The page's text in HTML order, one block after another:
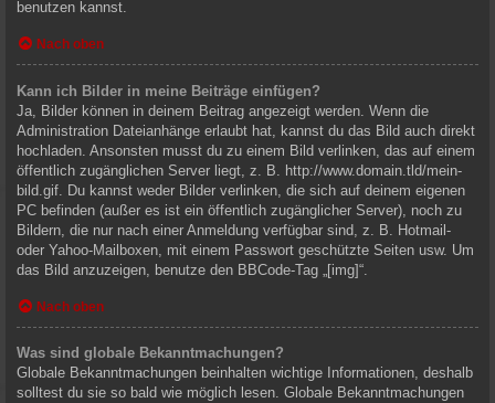
benutzen kannst.
Nach oben
Kann ich Bilder in meine Beiträge einfügen?
Ja, Bilder können in deinem Beitrag angezeigt werden. Wenn die
Administration Dateianhänge erlaubt hat, kannst du das Bild auch direkt
hochladen. Ansonsten musst du zu einem Bild verlinken, das auf einem
öffentlich zugänglichen Server liegt, z. B. http://www.domain.tld/mein-
bild.gif. Du kannst weder Bilder verlinken, die sich auf deinem eigenen
PC befinden (außer es ist ein öffentlich zugänglicher Server), noch zu
Bildern, die nur nach einer Anmeldung verfügbar sind, z. B. Hotmail-
oder Yahoo-Mailboxen, mit einem Passwort geschützte Seiten usw. Um
das Bild anzuzeigen, benutze den BBCode-Tag „[img]“.
Nach oben
Was sind globale Bekanntmachungen?
Globale Bekanntmachungen beinhalten wichtige Informationen, deshalb
solltest du sie so bald wie möglich lesen. Globale Bekanntmachungen